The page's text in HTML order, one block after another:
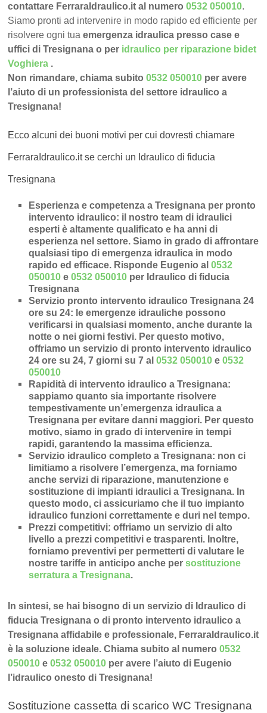
contattare FerraraIdraulico.it al numero0532 050010.
Siamo pronti ad intervenire in modo rapido ed efficiente per
risolvere ogni tuaemergenza idraulica presso case e
uffici di Tresignana o per idraulico per riparazione bidet
Voghiera .
Non rimandare, chiama subito0532 050010 per avere
l’aiuto di un professionista del settore idraulico a
Tresignana!
Ecco alcuni dei buoni motivi per cui dovresti chiamare
FerraraIdraulico.it se cerchi un Idraulico di fiducia
Tresignana
Esperienza e competenza a Tresignana per pronto
intervento idraulico: il nostro team di idraulici
esperti è altamente qualificato e ha anni di
esperienza nel settore. Siamo in grado di affrontare
qualsiasi tipo di emergenza idraulica in modo
rapido ed efficace. Risponde Eugenio al0532
050010 e0532 050010 per Idraulico di fiducia
Tresignana
Servizio pronto intervento idraulico Tresignana 24
ore su 24: le emergenze idrauliche possono
verificarsi in qualsiasi momento, anche durante la
notte o nei giorni festivi. Per questo motivo,
offriamo un servizio di pronto intervento idraulico
24 ore su 24, 7 giorni su 7 al0532 050010 e0532
050010
Rapidità di intervento idraulico a Tresignana:
sappiamo quanto sia importante risolvere
tempestivamente un’emergenza idraulica a
Tresignana per evitare danni maggiori. Per questo
motivo, siamo in grado di intervenire intempi
rapidi, garantendo la massima efficienza.
Servizio idraulico completo a Tresignana: non ci
limitiamo a risolvere l’emergenza, ma forniamo
ancheservizi di riparazione, manutenzione e
sostituzione di impianti idraulici a Tresignana. In
questo modo, ci assicuriamo che il tuo impianto
idraulico funzioni correttamente e duri nel tempo.
Prezzi competitivi: offriamo unservizio di alto
livello a prezzi competitivi e trasparenti. Inoltre,
forniamo preventivi per permetterti di valutare le
nostre tariffe in anticipo anche persostituzione
serratura a Tresignana.
In sintesi, se hai bisogno di un servizio di Idraulico di
fiducia Tresignana o di pronto intervento idraulico a
Tresignana affidabile e professionale, FerraraIdraulico.it
è la soluzione ideale. Chiama subito al numero0532
050010 e0532 050010 per avere l’aiuto di Eugenio
l’idraulico onesto di Tresignana!
Sostituzione cassetta di scarico WC Tresignana